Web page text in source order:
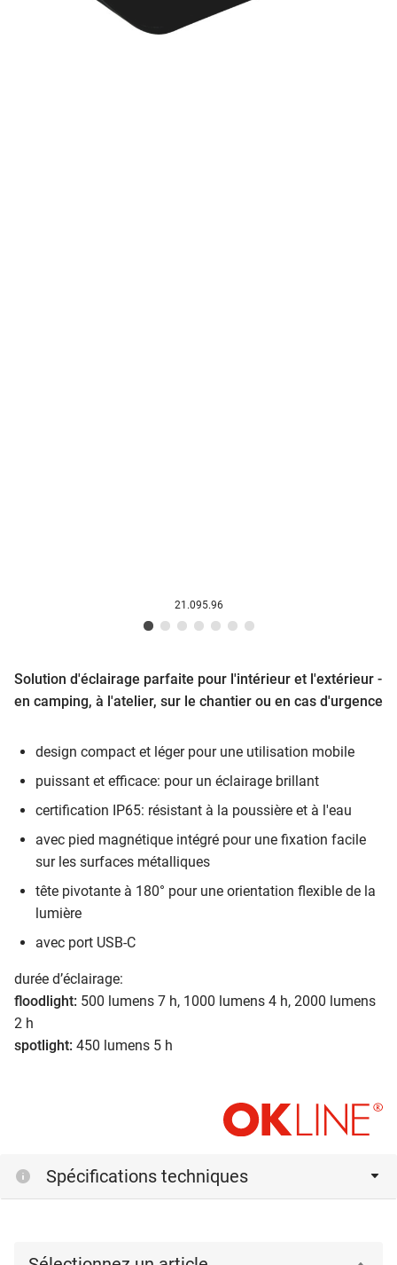
21.095.96
Solution d'éclairage parfaite pour l'intérieur et l'extérieur -
en camping, à l'atelier, sur le chantier ou en cas d'urgence
design compact et léger pour une utilisation mobile
puissant et efficace: pour un éclairage brillant
certification IP65: résistant à la poussière et à l'eau
avec pied magnétique intégré pour une fixation facile
sur les surfaces métalliques
tête pivotante à 180° pour une orientation flexible de la
lumière
avec port USB-C
durée d’éclairage:
floodlight: 500 lumens 7 h, 1000 lumens 4 h, 2000 lumens
2 h
spotlight: 450 lumens 5 h
Spécifications techniques